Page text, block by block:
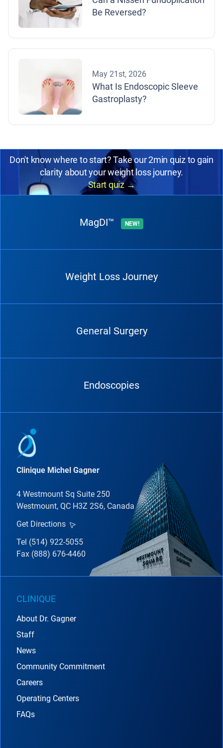
Be Reversed?
May 21st, 2026
What Is Endoscopic Sleeve
Gastroplasty?
Don't know where to start? Take our 2min quiz to gain
clarity about your weight loss journey.
Start quiz →
MagDI™ NEW!
Weight Loss Journey
General Surgery
Endoscopies
Clinique Michel Gagner
4 Westmount Sq Suite 250
Westmount, QC H3Z 2S6, Canada
Get Directions
Tel (514) 922-5055
Fax (888) 676-4460
CLINIQUE
About Dr. Gagner
Staff
News
Community Commitment
Careers
Operating Centers
FAQs